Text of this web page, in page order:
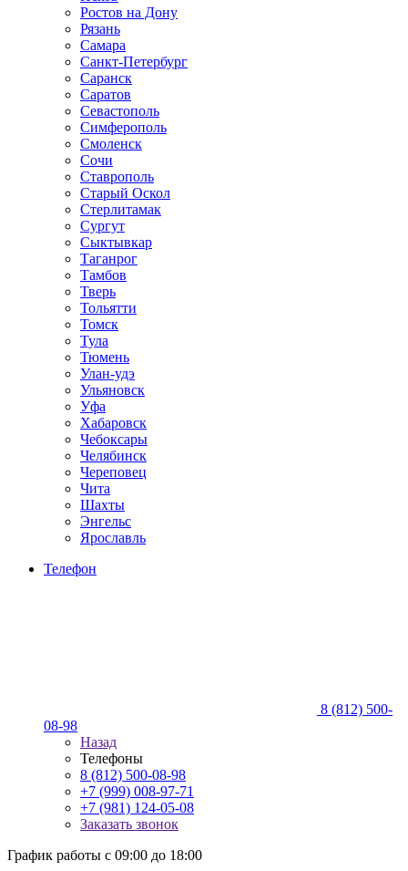
Ростов на Дону
Рязань
Самара
Санкт-Петербург
Саранск
Саратов
Севастополь
Симферополь
Смоленск
Сочи
Ставрополь
Старый Оскол
Стерлитамак
Сургут
Сыктывкар
Таганрог
Тамбов
Тверь
Тольятти
Томск
Тула
Тюмень
Улан-удэ
Ульяновск
Уфа
Хабаровск
Чебоксары
Челябинск
Череповец
Чита
Шахты
Энгельс
Ярославль
Телефон
8 (812) 500-
08-98
Назад
Телефоны
8 (812) 500-08-98
+7 (999) 008-97-71
+7 (981) 124-05-08
Заказать звонок
График работы с 09:00 до 18:00